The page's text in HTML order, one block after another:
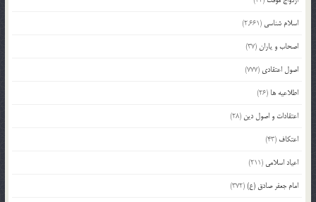
اسلام شناسی (2,661)
اصحاب و یاران(37)
اصول اعتقادی (777)
اطلاعیه ها (26)
اعتقادات و اصول دین (28)
اعتکاف (43)
اعیاد اسلامی (211)
امام جعفر صادق (ع)(372)